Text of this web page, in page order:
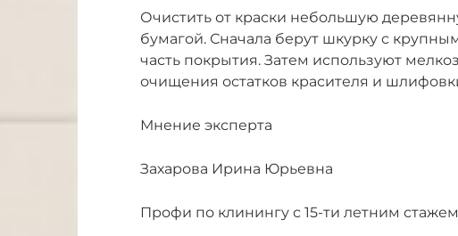
Очистить от краски небольшую
бумагой. Сначала берут шкурку с
часть покрытия. Затем используют
очищения остатков красителя и
Мнение эксперта
Захарова Ирина Юрьевна
Профи по клинингу с 15-ти летним